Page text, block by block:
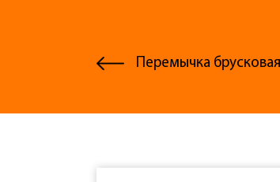
Перемычка